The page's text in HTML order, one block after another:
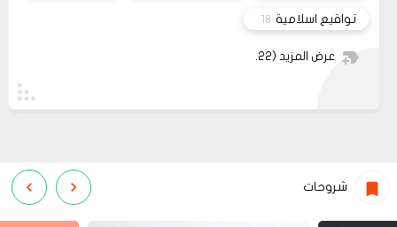
تواقيع اسلامية 18
عرض المزيد (22)
شروحات